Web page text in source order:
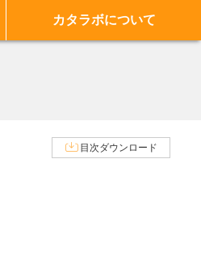
カタラボについて
目次ダウンロード